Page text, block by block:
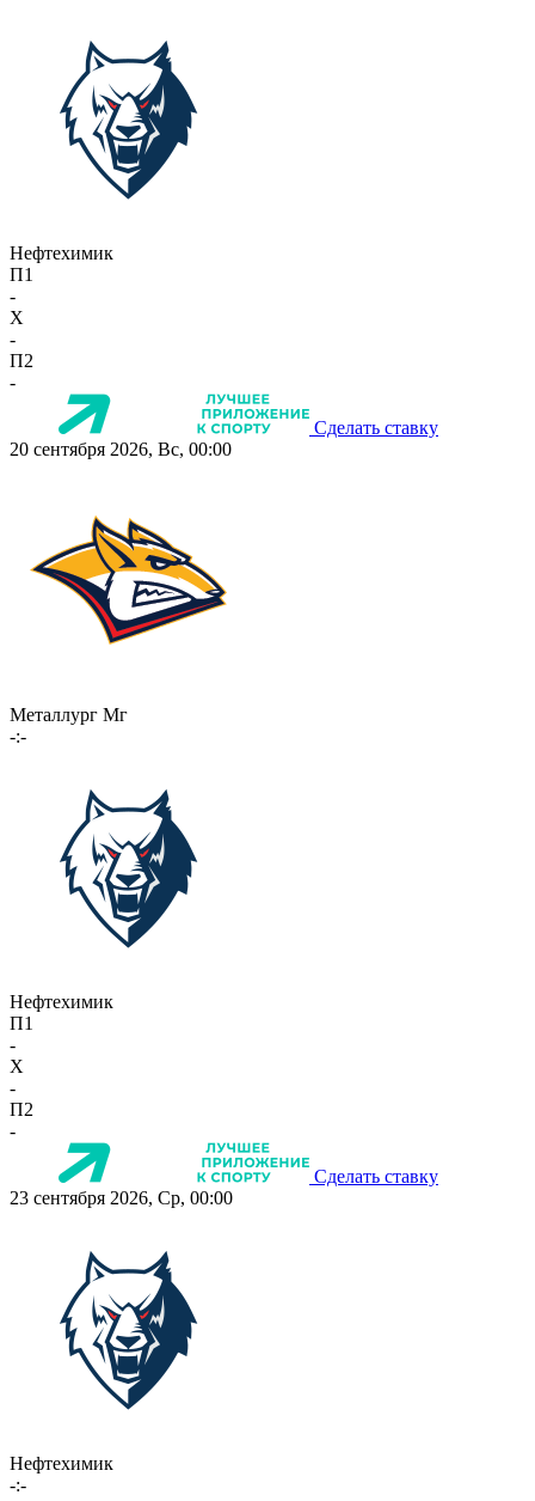
Нефтехимик
П1
-
X
-
П2
-
Сделать ставку
20 сентября 2026, Вс, 00:00
Металлург Мг
-:-
Нефтехимик
П1
-
X
-
П2
-
Сделать ставку
23 сентября 2026, Ср, 00:00
Нефтехимик
-:-